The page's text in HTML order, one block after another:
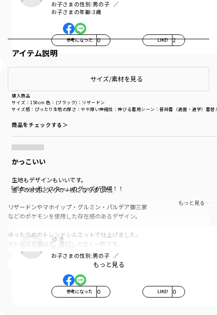
お子さまの性別:男の子
お子さまの年齢:3歳
参考になった 0 LIKE! 2
購入商品
サイズ感 ：ぴったり 生地の厚さ ：やや厚い伸縮性 ：伸びる着用シーン ：普段着（通園・通学） 着替
サイズ：150cm 色：(ブラック)：リザードン
商品をチェックする＞
かっこいい
生地もデザインもいいです。
息子のお気に入りの一枚になりました。
もっと見る…
ゆき
年代:40代
お子さまの性別:男の子
10歳
参考になった 0 LIKE! 0
アイテム説明
サイズ/素材を見る
「ポケットモンスター」のグッズが登場！！
リザードンやマホイップ・グルミン・パルデア御三家
などのポケモンを使用した存在感のあるデザイン。
ゆったりめのトレンドシルエットで仕上げました。
ボトムスを選ばず、着回しのきく一枚です。
素材は、本体部分：綿100％（ロイヤルコットン）使用。
お名前ネームが付いているので、通園にもおすすめです。
もっと見る